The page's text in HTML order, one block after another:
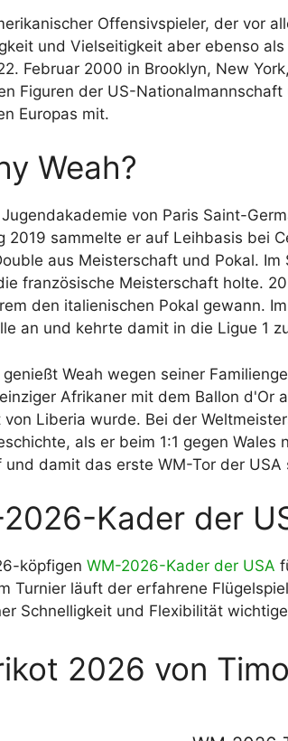
Offensivspieler, der vor
und Vielseitigkeit aber ebenso
Februar 2000 in Brooklyn, New
Figuren der US-
Europas mit.
Weah?
von Paris Saint-
2019 sammelte er auf Leihbasis bei
aus Meisterschaft und Pokal.
französische Meisterschaft holte.
den italienischen Pokal gewann.
an und kehrte damit in die Ligue 1
Weah wegen seiner
Afrikaner mit dem Ballon d'Or
Liberia wurde. Bei der
als er beim 1:1 gegen Wales
damit das erste WM-Tor der USA
Kader der
köpfigen WM-2026-Kader der USA
Turnier läuft der erfahrene
Schnelligkeit und Flexibilität
2026 von